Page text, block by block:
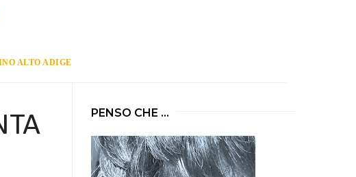
VECCHI POST IN CORSO DI
ALTO ADIGE
PENSO CHE ...